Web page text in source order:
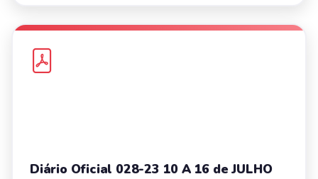
Diário Oficial 028-23 10 A 16 de JULHO